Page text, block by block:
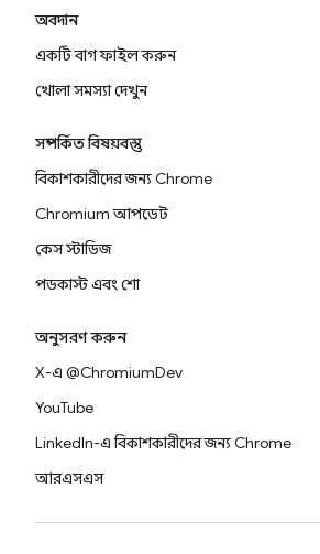
অবদান
একটি বাগ ফাইল করুন
খোলা সমস্যা দেখুন
সম্পর্কিত বিষয়বস্তু
বিকাশকারীদের জন্য Chrome
Chromium আপডেট
কেস স্টাডিজ
পডকাস্ট এবং শো
অনুসরণ করুন
X-এ @ChromiumDev
YouTube
LinkedIn-এ বিকাশকারীদের জন্য Chrome
আরএসএস